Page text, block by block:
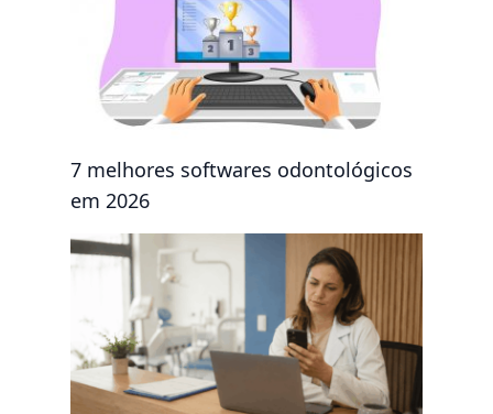
7 melhores softwares odontológicos
em 2026